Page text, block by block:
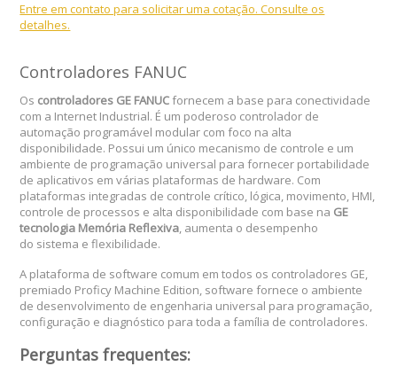
Entre em contato para solicitar uma cotação. Consulte os
detalhes.
Controladores FANUC
Os controladores GE FANUCfornecem a base para conectividade
com a Internet Industrial. É um poderoso controlador de
automação programável modular com foco na alta
disponibilidade. Possui um único mecanismo de controle e um
ambiente de programação universal para fornecer portabilidade
de aplicativos em várias plataformas de hardware. Com
plataformas integradas de controle crítico, lógica, movimento, HMI,
controle de processos e alta disponibilidade com base na GE
tecnologia Memória Reflexiva, aumenta o desempenho
do sistema e flexibilidade.
A plataforma de software comum em todos os controladores GE,
premiado Proficy Machine Edition, software fornece o ambiente
de desenvolvimento de engenharia universal para programação,
configuração e diagnóstico para toda a família de controladores.
Perguntas frequentes: